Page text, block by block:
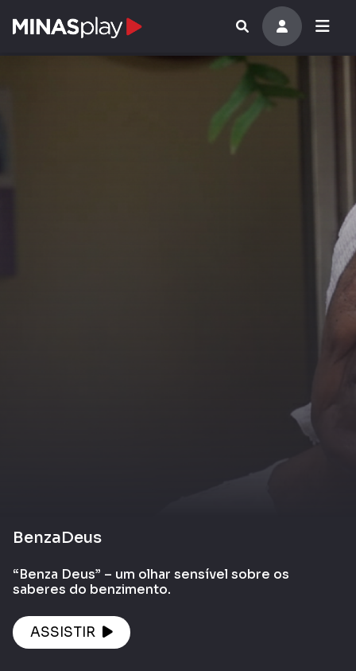
BenzaDeus
“Benza Deus” – um olhar sensível sobre os
saberes do benzimento.
ASSISTIR